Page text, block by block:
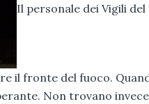
Il personale dei Vigili
il fronte del fuoco.
Non trovano